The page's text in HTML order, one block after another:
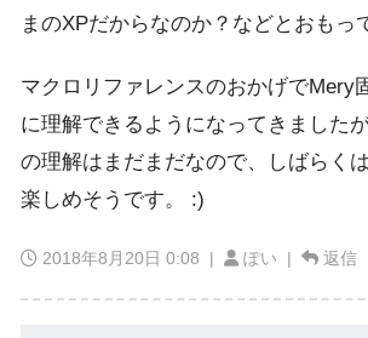
まのXPだからなのか？などとおもっ
マクロリファレンスのおかげでMery
に理解できるようになってきました
の理解はまだまだなので、しばらく
楽しめそうです。 :)
2018年8月20日 0:08 | ぽい | 返信